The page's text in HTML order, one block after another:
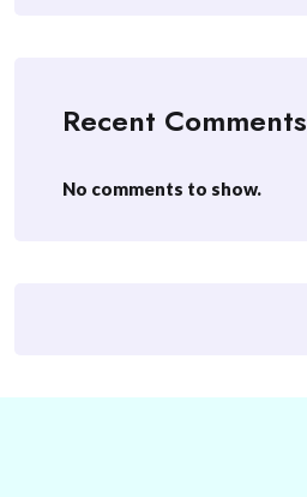
Recent Comments
No comments to show.